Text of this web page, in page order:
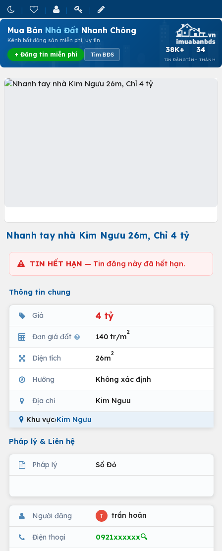
Mua Bán Nhà Đất Nhanh Chóng
Kênh bất động sản miễn phí, uy tín
+ Đăng tin miễn phí Tìm BĐS
38K+
TIN ĐĂNG
34
TỈNH THÀNH
Nhanh tay nhà Kim Ngưu 26m, Chỉ 4 tỷ
TIN HẾT HẠN — Tin đăng này đã hết hạn.
Thông tin chung
Giá 4 tỷ
Đơn giá đất 140 tr/m
2
Diện tích 26m
2
Hướng Không xác định
Địa chỉ Kim Ngưu
Khu vực›Kim Ngưu
Pháp lý & Liên hệ
Pháp lý Sổ Đỏ
Người đăng T trần hoán
Điện thoại 0921xxxxxx🔍